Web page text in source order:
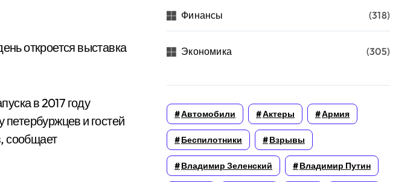
откроется выставка
в 2017 году
и гостей
сообщает
Финансы (318)
Экономика (305)
Автомобили Актеры Армия
Беспилотники Взрывы
Владимир Зеленский Владимир Путин